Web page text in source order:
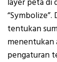
layer peta di
tentukan
menentukan
pengaturan